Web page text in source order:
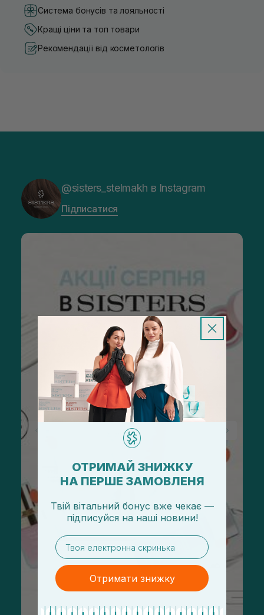
Система бонусів та лояльності
Кращі ціни та топ товари
Рекомендації від косметологів
@sisters_stelmakh в Instagram
Підписатися
ОТРИМАЙ ЗНИЖКУ
НА ПЕРШЕ ЗАМОВЛЕНЯ
Твій вітальний бонус вже чекає —
підписуйся на наші новини!
email
Отримати знижку